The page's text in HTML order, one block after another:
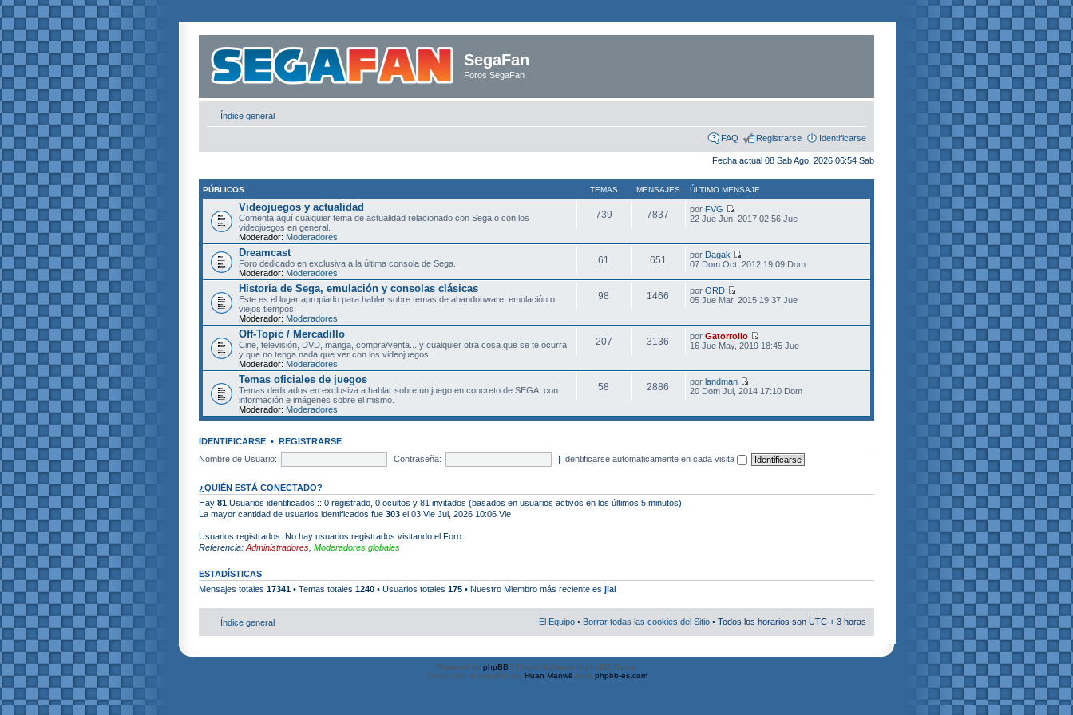
SegaFan
Foros SegaFan
Índice general
FAQ Registrarse Identificarse
Fecha actual 08 Sab Ago, 2026 06:54 Sab
PÚBLICOS TEMAS MENSAJES ÚLTIMO MENSAJE
Videojuegos y actualidad
Comenta aquí cualquier tema de actualidad relacionado con Sega o con los
videojuegos en general.
Moderador: Moderadores
739 7837 por FVG
22 Jue Jun, 2017 02:56 Jue
Dreamcast
Foro dedicado en exclusiva a la última consola de Sega.
Moderador: Moderadores
61 651 por Dagak
07 Dom Oct, 2012 19:09 Dom
Historia de Sega, emulación y consolas clásicas
Este es el lugar apropiado para hablar sobre temas de abandonware, emulación o
viejos tiempos.
Moderador: Moderadores
98 1466 por ORD
05 Jue Mar, 2015 19:37 Jue
Off-Topic / Mercadillo
Cine, televisión, DVD, manga, compra/venta... y cualquier otra cosa que se te ocurra
y que no tenga nada que ver con los videojuegos.
Moderador: Moderadores
207 3136 por Gatorrollo
16 Jue May, 2019 18:45 Jue
Temas oficiales de juegos
Temas dedicados en exclusiva a hablar sobre un juego en concreto de SEGA, con
información e imágenes sobre el mismo.
Moderador: Moderadores
58 2886 por landman
20 Dom Jul, 2014 17:10 Dom
IDENTIFICARSE • REGISTRARSE
Nombre de Usuario:
Contraseña: | Identificarse automáticamente en cada visita
¿QUIÉN ESTÁ CONECTADO?
Hay 81 Usuarios identificados :: 0 registrado, 0 ocultos y 81 invitados (basados en usuarios activos en los últimos 5 minutos)
La mayor cantidad de usuarios identificados fue 303 el 03 Vie Jul, 2026 10:06 Vie
Usuarios registrados: No hay usuarios registrados visitando el Foro
Referencia: Administradores Moderadores globales
ESTADÍSTICAS
Mensajes totales 17341 • Temas totales 1240 • Usuarios totales 175 • Nuestro Miembro más reciente es jial
Índice general El Equipo • Borrar todas las cookies del Sitio • Todos los horarios son UTC + 3 horas
Powered by phpBB® Forum Software © phpBB Group
Traducción al español por Huan Manwë para phpbb-es.com